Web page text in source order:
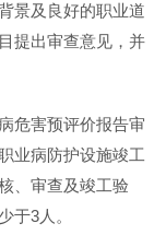
景及良好的职业道
提出审查意见，并
危害预评价报告审
业病防护设施竣工
、审查及竣工验
于3人。